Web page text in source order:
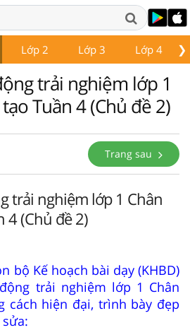
❯
Lớp 2 Lớp 3 Lớp 4
trải nghiệm lớp 1
Tuần 4 (Chủ đề 2)
Trang sau
trải nghiệm lớp 1 Chân
4 (Chủ đề 2)
bộ Kế hoạch bài dạy (KHBD)
trải nghiệm lớp 1 Chân
cách hiện đại, trình bày đẹp